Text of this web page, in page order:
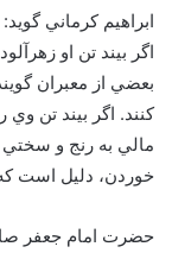
ابراهيم كرماني گويد:
اگر بيند تن او
بعضي از معبران
كنند. اگر بيند تن وي
مالي به رنج و سختي
خوردن، دليل است
حضرت امام جعفر